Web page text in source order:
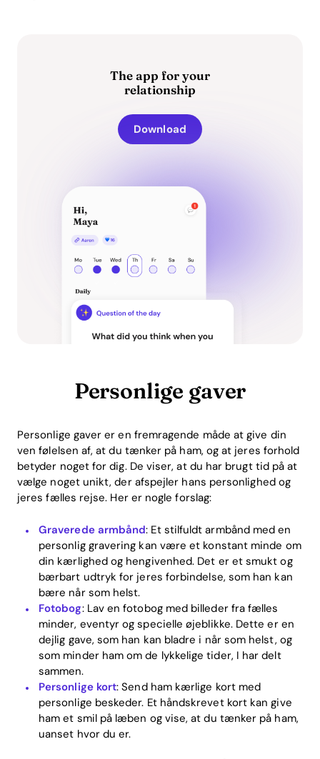
The app for your
relationship
Download
Personlige gaver
Personlige gaver er en fremragende måde at give din
ven følelsen af, at du tænker på ham, og at jeres forhold
betyder noget for dig. De viser, at du har brugt tid på at
vælge noget unikt, der afspejler hans personlighed og
jeres fælles rejse. Her er nogle forslag:
Graverede armbånd: Et stilfuldt armbånd med en
personlig gravering kan være et konstant minde om
din kærlighed og hengivenhed. Det er et smukt og
bærbart udtryk for jeres forbindelse, som han kan
bære når som helst.
Fotobog: Lav en fotobog med billeder fra fælles
minder, eventyr og specielle øjeblikke. Dette er en
dejlig gave, som han kan bladre i når som helst, og
som minder ham om de lykkelige tider, I har delt
sammen.
Personlige kort: Send ham kærlige kort med
personlige beskeder. Et håndskrevet kort kan give
ham et smil på læben og vise, at du tænker på ham,
uanset hvor du er.